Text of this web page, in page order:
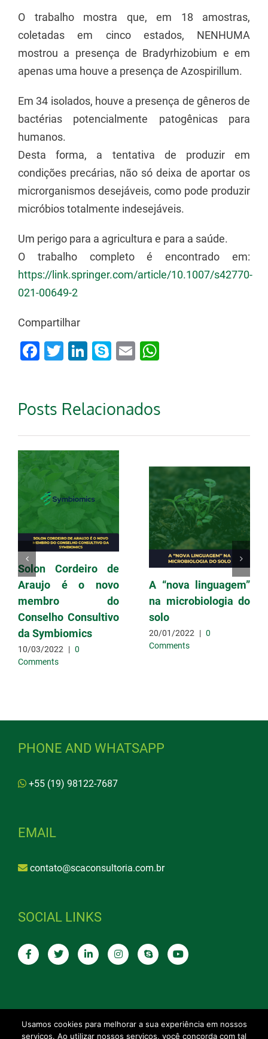
O trabalho mostra que, em 18 amostras,
coletadas em cinco estados, NENHUMA
mostrou a presença de Bradyrhizobium e em
apenas uma houve a presença de Azospirillum.
Em 34 isolados, houve a presença de gêneros de
bactérias potencialmente patogênicas para
humanos.
Desta forma, a tentativa de produzir em
condições precárias, não só deixa de aportar os
microrganismos desejáveis, como pode produzir
micróbios totalmente indesejáveis.
Um perigo para a agricultura e para a saúde.
O trabalho completo é encontrado em:
https://link.springer.com/article/10.1007/s42770-
021-00649-2
Compartilhar
Facebook
Twitter
LinkedIn
Skype
Email
Posts Relacionados
Solon Cordeiro de
Araujo é o novo
membro do
Conselho Consultivo
da Symbiomics
10/03/2022 | 0
Comments
A “nova linguagem”
na microbiologia do
solo
20/01/2022 | 0
Comments
PHONE AND WHATSAPP
+55 (19) 98122-7687
EMAIL
contato@scaconsultoria.com.br
SOCIAL LINKS
Terms of Service Privacy Policy
Usamos cookies para melhorar a sua experiência em nossos
serviços. Ao utilizar nossos serviços, você concorda com tal